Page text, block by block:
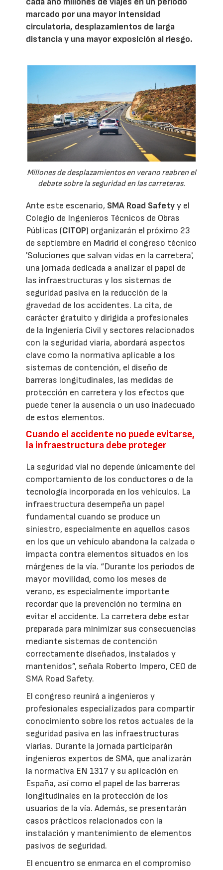
marcado por una mayor intensidad
circulatoria, desplazamientos de larga
distancia y una mayor exposición al riesgo.
Millones de desplazamientos en verano reabren el
debate sobre la seguridad en las carreteras.
Ante este escenario, SMA Road Safetyy el
Colegio de Ingenieros Técnicos de Obras
Públicas (CITOP) organizarán el próximo 23
de septiembre en Madrid el congreso técnico
'Soluciones que salvan vidas en la carretera',
una jornada dedicada a analizar el papel de
las infraestructuras y los sistemas de
seguridad pasiva en la reducción de la
gravedad de los accidentes. La cita, de
carácter gratuito y dirigida a profesionales
de la Ingeniería Civil y sectores relacionados
con la seguridad viaria, abordará aspectos
clave como la normativa aplicable a los
sistemas de contención, el diseño de
barreras longitudinales, las medidas de
protección en carretera y los efectos que
puede tener la ausencia o un uso inadecuado
de estos elementos.
Cuando el accidente no puede evitarse,
la infraestructura debe proteger
La seguridad vial no depende únicamente del
comportamiento de los conductores o de la
tecnología incorporada en los vehículos. La
infraestructura desempeña un papel
fundamental cuando se produce un
siniestro, especialmente en aquellos casos
en los que un vehículo abandona la calzada o
impacta contra elementos situados en los
márgenes de la vía. “Durante los periodos de
mayor movilidad, como los meses de
verano, es especialmente importante
recordar que la prevención no termina en
evitar el accidente. La carretera debe estar
preparada para minimizar sus consecuencias
mediante sistemas de contención
correctamente diseñados, instalados y
mantenidos”, señala Roberto Impero, CEO de
SMA Road Safety.
El congreso reunirá a ingenieros y
profesionales especializados para compartir
conocimiento sobre los retos actuales de la
seguridad pasiva en las infraestructuras
viarias. Durante la jornada participarán
ingenieros expertos de SMA, que analizarán
la normativa EN 1317 y su aplicación en
España, así como el papel de las barreras
longitudinales en la protección de los
usuarios de la vía. Además, se presentarán
casos prácticos relacionados con la
instalación y mantenimiento de elementos
pasivos de seguridad.
El encuentro se enmarca en el compromiso